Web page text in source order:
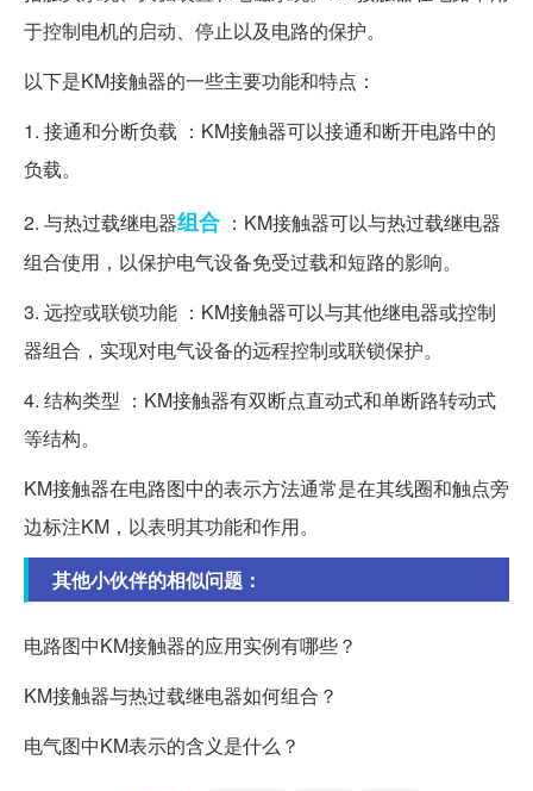
于控制电机的启动、停止以及电路的保护。
以下是KM接触器的一些主要功能和特点：
1. 接通和分断负载 ：KM接触器可以接通和断开电路中的
负载。
2. 与热过载继电器组合 ：KM接触器可以与热过载继电器
组合使用，以保护电气设备免受过载和短路的影响。
3. 远控或联锁功能 ：KM接触器可以与其他继电器或控制
器组合，实现对电气设备的远程控制或联锁保护。
4. 结构类型 ：KM接触器有双断点直动式和单断路转动式
等结构。
KM接触器在电路图中的表示方法通常是在其线圈和触点旁
边标注KM，以表明其功能和作用。
其他小伙伴的相似问题：
电路图中KM接触器的应用实例有哪些？
KM接触器与热过载继电器如何组合？
电气图中KM表示的含义是什么？